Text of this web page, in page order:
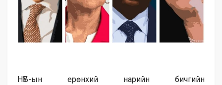
НҮБ-ын ерөнхий нарийн бичгийн